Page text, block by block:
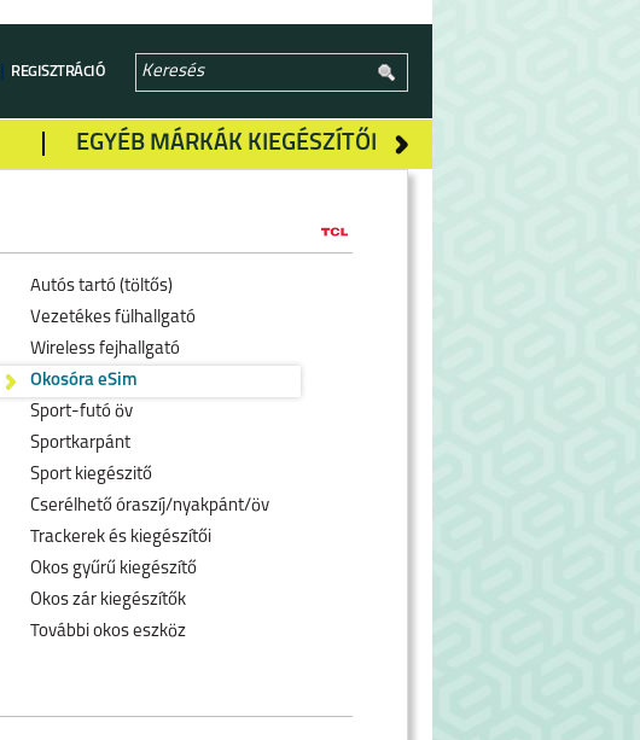
REGISZTRÁCIÓ
EGYÉB MÁRKÁK KIEGÉSZÍTŐI
Autós tartó (töltős)
Vezetékes fülhallgató
Wireless fejhallgató
Okosóra eSim
Sport-futó öv
Sportkarpánt
Sport kiegészitő
Cserélhető óraszíj/nyakpánt/öv
Trackerek és kiegészítői
Okos gyűrű kiegészítő
Okos zár kiegészítők
További okos eszköz